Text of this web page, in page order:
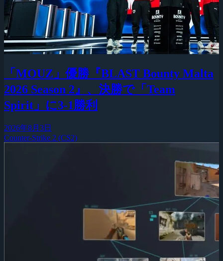
「MOUZ」優勝『BLAST Bounty Malta
2026 Season 2』、決勝で「Team
Spirit」に3-1勝利
2026年8月3日
Counter-Strike 2 (CS2)